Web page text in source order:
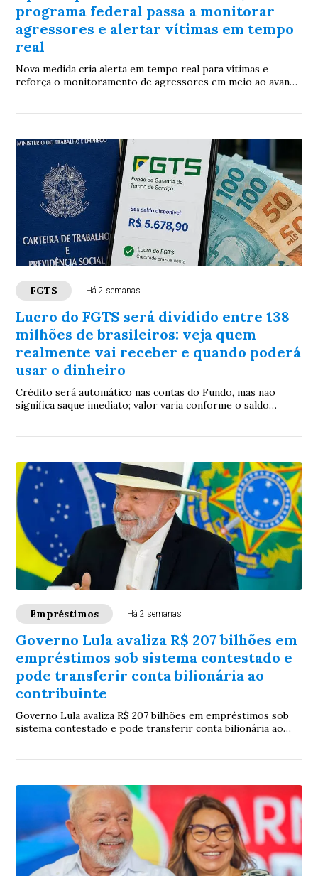
programa federal passa a monitorar
agressores e alertar vítimas em tempo
real
Nova medida cria alerta em tempo real para vítimas e
reforça o monitoramento de agressores em meio ao avanço
FGTS Há 2 semanas
Lucro do FGTS será dividido entre 138
milhões de brasileiros: veja quem
realmente vai receber e quando poderá
usar o dinheiro
Crédito será automático nas contas do Fundo, mas não
significa saque imediato; valor varia conforme o saldo
Empréstimos Há 2 semanas
Governo Lula avaliza R$ 207 bilhões em
empréstimos sob sistema contestado e
pode transferir conta bilionária ao
contribuinte
Governo Lula avaliza R$ 207 bilhões em empréstimos sob
sistema contestado e pode transferir conta bilionária ao